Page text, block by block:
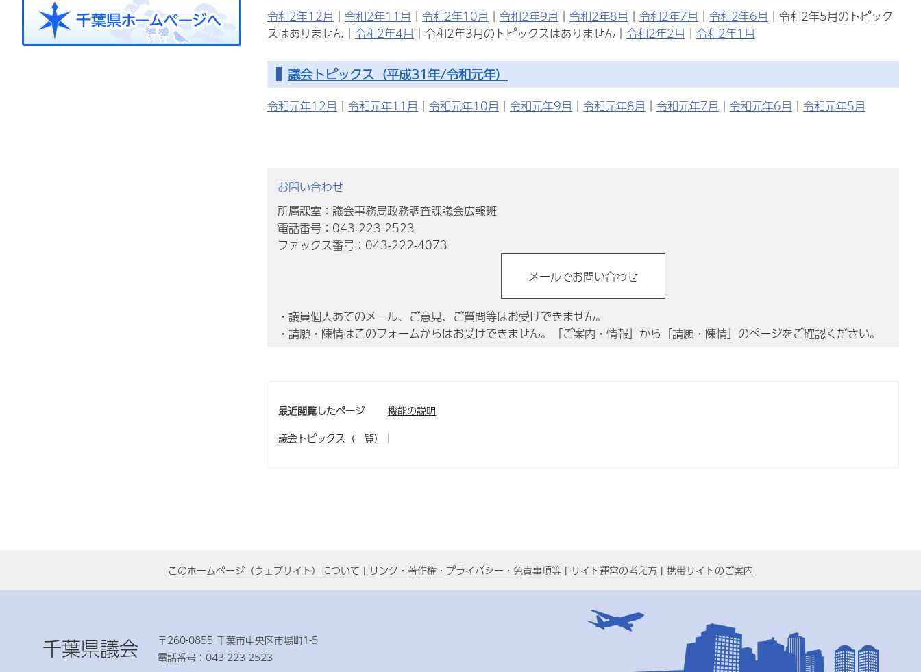
令和2年12月 ｜ 令和2年11月 ｜ 令和2年10月 ｜ 令和2年9月 ｜ 令和2年8月 ｜ 令和2年7月 ｜ 令和2年6月 ｜令和2年5月のトピック
スはありません｜ 令和2年4月 ｜令和2年3月のトピックスはありません｜ 令和2年2月 ｜ 令和2年1月
議会トピックス（平成31年/令和元年）
令和元年12月 ｜ 令和元年11月 ｜ 令和元年10月 ｜ 令和元年9月 ｜ 令和元年8月 ｜ 令和元年7月 ｜ 令和元年6月 ｜ 令和元年5月
お問い合わせ
所属課室： 議会事務局政務調査課議会広報班
電話番号：043-223-2523
ファックス番号：043-222-4073
・議員個人あてのメール、ご意見、ご質問等はお受けできません。
・請願・陳情はこのフォームからはお受けできません。「ご案内・情報」から「請願・陳情」のページをご確認ください。
最近閲覧したページ
機能の説明
議会トピックス（一覧）
｜
このホームページ（ウェブサイト）について リンク・著作権・プライバシー・免責事項等 サイト運営の考え方 携帯サイトのご案内
千葉県議会
〒260-0855 千葉市中央区市場町1-5
電話番号：043-223-2523